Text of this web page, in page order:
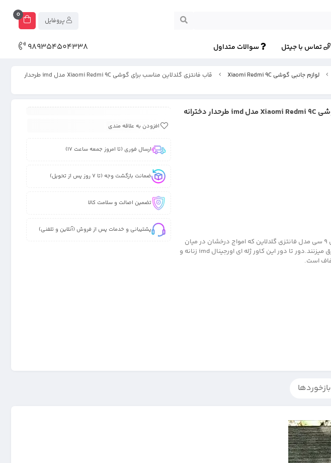
0
تماس با جیتل سوالات متداول 989354504338
لوازم جانبی گوشی Xiaomi Redmi 9C
قاب فانتزی گلدلاین مناسب برای گوشی Xiaomi Redmi 9C مدل imd طرحدار
قاب فانتزی گلدلاین مناسب برای گوشی Xiaomi Redmi 9C مدل imd طرحدار دخترانه
قاب شاین و لاکچری برای شیائومی ردمی 9 سی مدل فانتزی گلدلاین که امواج درخشان در میان
طرح با طیف رگه های طلایی و نقره ای برق میزنند.دور تا دور این کاور ژله ای اورجینال imd زنانه و
افزودن به علاقه مندی
ارسال فوری (تا امروز جمعه ساعت 17)
ضمانت بازگشت وجه (تا 7 روز پس از تحویل)
تضمین اصالت و سلامت کالا
پشتیبانی و خدمات پس از فروش (آنلاین و تلفنی)
بازخوردها